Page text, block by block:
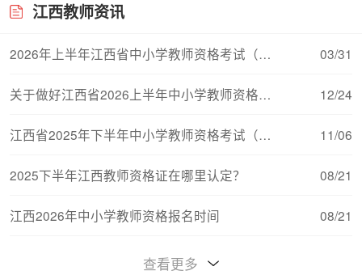
江西教师资讯
2026年上半年江西省中小学教师资格考试（面试） 03/31
关于做好江西省2026上半年中小学教师资格考试（ 12/24
江西省2025年下半年中小学教师资格考试（笔试） 11/06
2025下半年江西教师资格证在哪里认定？ 08/21
江西2026年中小学教师资格报名时间 08/21
江西教师资格证对普通话的要求
查看更多